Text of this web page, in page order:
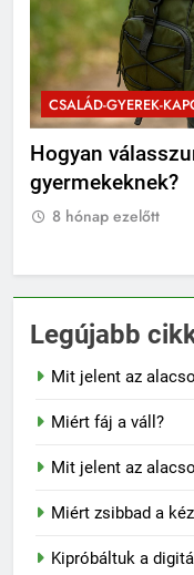
CSALÁD-GYEREK-
Hogyan
gyermekeknek?
8 hónap ezelőtt
Legújabb
Mit jelent az
Miért fáj a váll?
Mit jelent az
Miért zsibbad a
Kipróbáltuk a